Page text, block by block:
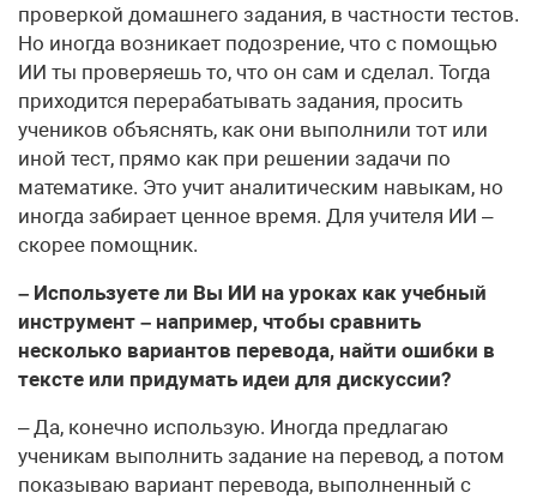
проверкой домашнего задания, в частности тестов.
Но иногда возникает подозрение, что с помощью
ИИ ты проверяешь то, что он сам и сделал. Тогда
приходится перерабатывать задания, просить
учеников объяснять, как они выполнили тот или
иной тест, прямо как при решении задачи по
математике. Это учит аналитическим навыкам, но
иногда забирает ценное время. Для учителя ИИ –
скорее помощник.
– Используете ли Вы ИИ на уроках как учебный
инструмент – например, чтобы сравнить
несколько вариантов перевода, найти ошибки в
тексте или придумать идеи для дискуссии?
– Да, конечно использую. Иногда предлагаю
ученикам выполнить задание на перевод, а потом
показываю вариант перевода, выполненный с